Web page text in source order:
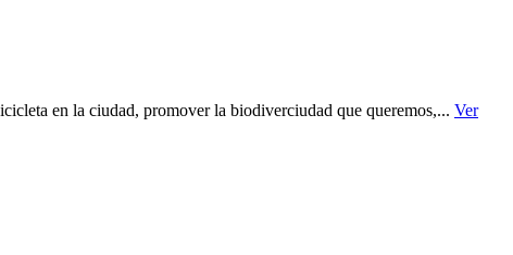
en la ciudad, promover la biodiverciudad que queremos,... Ver